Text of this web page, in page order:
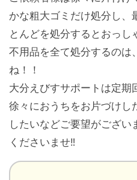
かな粗大ゴミだけ処分し、
とんどを処分するとおっし
不用品を全て処分するのは
ね！！
大分えびすサポートは定期
徐々におうちをお片づけし
したいなどご要望がござい
くださいませ‼️